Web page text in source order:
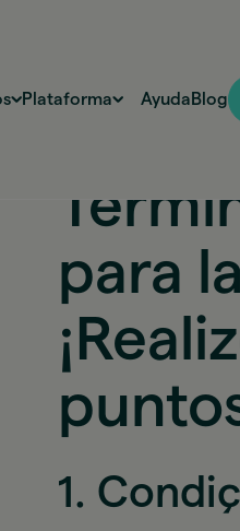
Plataforma Ayuda Blog
para
1.